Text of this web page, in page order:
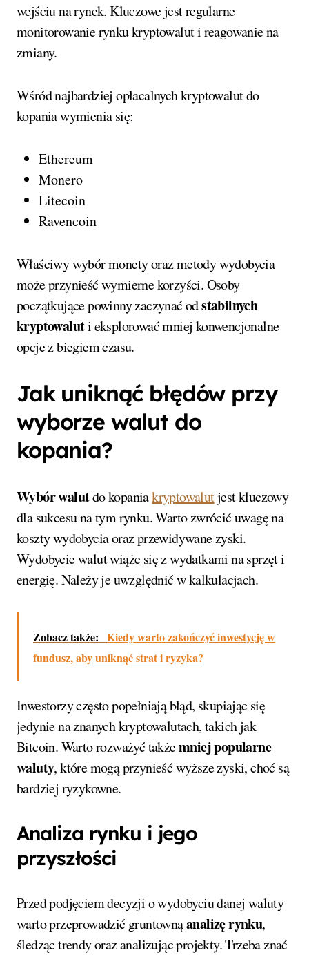
wejściu na rynek. Kluczowe jest regularne
monitorowanie rynku kryptowalut i reagowanie na
zmiany.
Wśród najbardziej opłacalnych kryptowalut do
kopania wymienia się:
Ethereum
Monero
Litecoin
Ravencoin
Właściwy wybór monety oraz metody wydobycia
może przynieść wymierne korzyści. Osoby
początkujące powinny zaczynać odstabilnych
kryptowaluti eksplorować mniej konwencjonalne
opcje z biegiem czasu.
Jak uniknąć błędów przy
wyborze walut do
kopania?
Wybór walutdo kopaniakryptowalutjest kluczowy
dla sukcesu na tym rynku. Warto zwrócić uwagę na
koszty wydobycia oraz przewidywane zyski.
Wydobycie walut wiąże się z wydatkami na sprzęt i
energię. Należy je uwzględnić w kalkulacjach.
Zobacz także: Kiedy warto zakończyć inwestycję w
fundusz, aby uniknąć strat i ryzyka?
Inwestorzy często popełniają błąd, skupiając się
jedynie na znanych kryptowalutach, takich jak
Bitcoin. Warto rozważyć takżemniej popularne
waluty, które mogą przynieść wyższe zyski, choć są
bardziej ryzykowne.
Analiza rynku i jego
przyszłości
Przed podjęciem decyzji o wydobyciu danej waluty
warto przeprowadzić gruntownąanalizę rynku,
śledząc trendy oraz analizując projekty. Trzeba znać